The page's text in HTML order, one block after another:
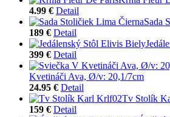
4.99 € Detail
Sada
189 € Detail
399 € Detail
Kvetináči Ava, Ø/v: 20,1/7cm
24.95 € Detail
Tv Stolík
159 € Detail